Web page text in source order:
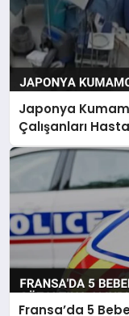
Japonya
Çalışanları
Fransa’da 5